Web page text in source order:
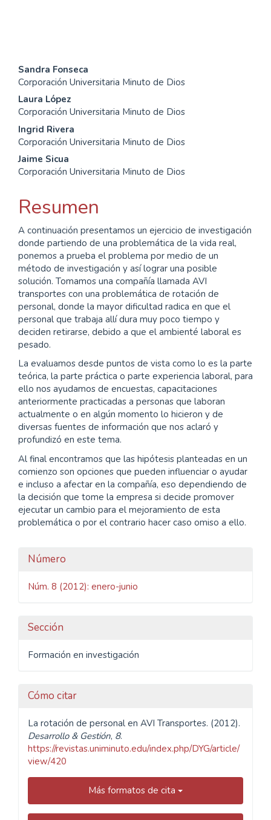
Contenido
principal
del
artículo
Sandra Fonseca
Corporación Universitaria Minuto de Dios
Laura López
Corporación Universitaria Minuto de Dios
Ingrid Rivera
Corporación Universitaria Minuto de Dios
Jaime Sicua
Corporación Universitaria Minuto de Dios
Resumen
A continuación presentamos un ejercicio de investigación
donde partiendo de una problemática de la vida real,
ponemos a prueba el problema por medio de un
método de investigación y así lograr una posible
solución. Tomamos una compañía llamada AVI
transportes con una problemática de rotación de
personal, donde la mayor dificultad radica en que el
personal que trabaja allí dura muy poco tiempo y
deciden retirarse, debido a que el ambienté laboral es
pesado.
La evaluamos desde puntos de vista como lo es la parte
teórica, la parte práctica o parte experiencia laboral, para
ello nos ayudamos de encuestas, capacitaciones
anteriormente practicadas a personas que laboran
actualmente o en algún momento lo hicieron y de
diversas fuentes de información que nos aclaró y
profundizó en este tema.
Al final encontramos que las hipótesis planteadas en un
comienzo son opciones que pueden influenciar o ayudar
e incluso a afectar en la compañía, eso dependiendo de
la decisión que tome la empresa si decide promover
ejecutar un cambio para el mejoramiento de esta
problemática o por el contrario hacer caso omiso a ello.
Detalles
del
artículo
Número
Núm. 8 (2012): enero-junio
Sección
Formación en investigación
Cómo citar
La rotación de personal en AVI Transportes. (2012).
Desarrollo & Gestión, 8.
https://revistas.uniminuto.edu/index.php/DYG/article/
view/420
Más formatos de cita